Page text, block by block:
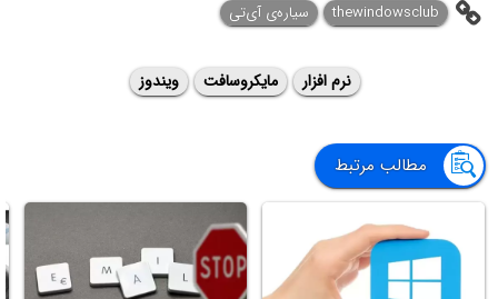
thewindowsclub
سیاره‌ی ‌آی‌تی
نرم افزار مایکروسافت ویندوز
مطالب مرتبط